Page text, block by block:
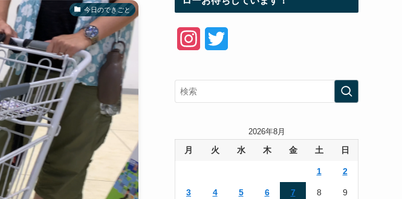
今日のできごと
2026年8月
月 火 水 木 金 土 日
1 2
3 4 5 6 7 8 9